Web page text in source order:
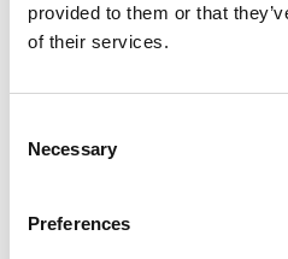
provided to them or that
of their services.
Selection
Necessary
Preferences
Brandstof
Kenteken
Kleur
CO2-emissie